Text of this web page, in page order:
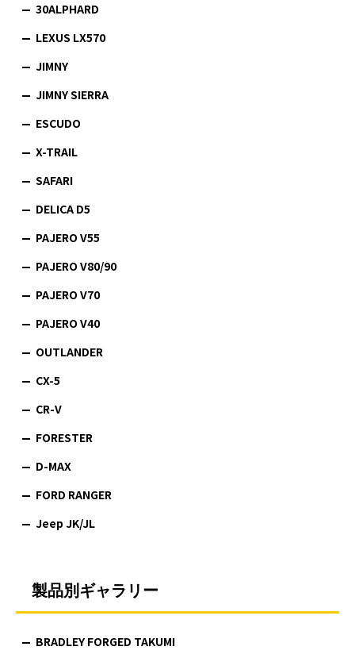
30ALPHARD
LEXUS LX570
JIMNY
JIMNY SIERRA
ESCUDO
X-TRAIL
SAFARI
DELICA D5
PAJERO V55
PAJERO V80/90
PAJERO V70
PAJERO V40
OUTLANDER
CX-5
CR-V
FORESTER
D-MAX
FORD RANGER
Jeep JK/JL
製品別ギャラリー
BRADLEY FORGED TAKUMI